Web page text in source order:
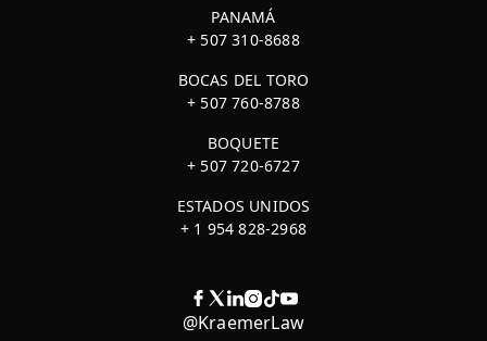
PANAMÁ
+ 507 310-8688
BOCAS DEL TORO
+ 507 760-8788
BOQUETE
+ 507 720-6727
ESTADOS UNIDOS
+ 1 954 828-2968
@KraemerLaw